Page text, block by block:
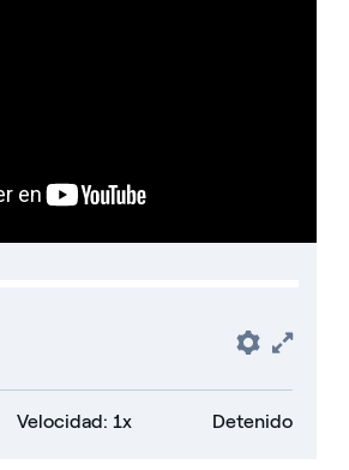
Velocidad: 1x Detenido